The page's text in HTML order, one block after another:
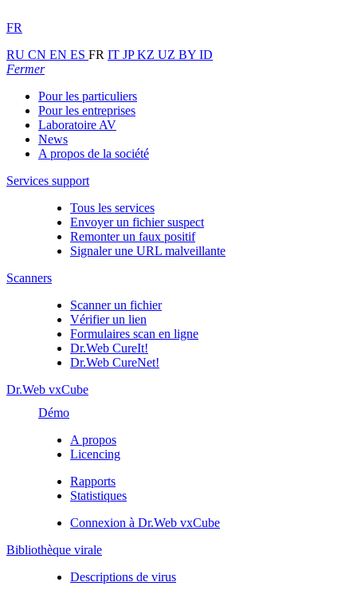
FR
RU CN EN ES FR IT JPKZ UZ BY ID
Fermer
Pour les particuliers
Pour les entreprises
Laboratoire AV
News
A propos de la société
Services support
Tous les services
Envoyer un fichier suspect
Remonter un faux positif
Signaler une URL malveillante
Scanners
Scanner un fichier
Vérifier un lien
Formulaires scan en ligne
Dr.Web CureIt!
Dr.Web CureNet!
Dr.Web vxCube
Démo
A propos
Licencing
Rapports
Statistiques
Connexion à Dr.Web vxCube
Bibliothèque virale
Descriptions de virus